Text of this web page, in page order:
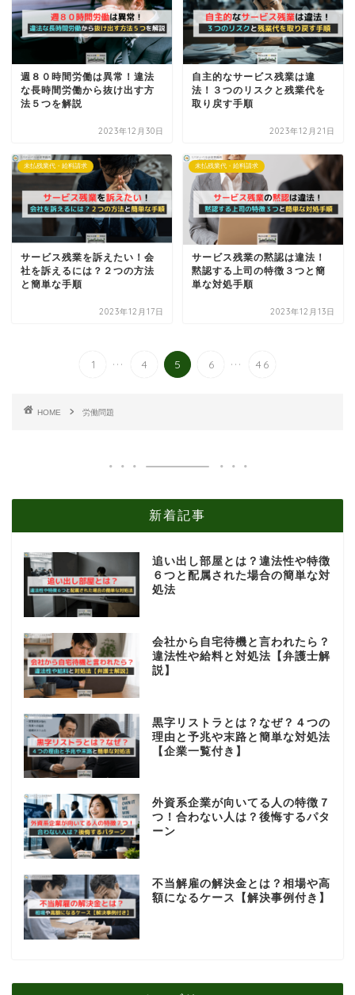
週８０時間労働は異常！違法
な長時間労働から抜け出す方
法５つを解説
2023年12月30日
自主的なサービス残業は違
法！３つのリスクと残業代を
取り戻す手順
2023年12月21日
未払残業代・給料請求
サービス残業を訴えたい！会
社を訴えるには？２つの方法
と簡単な手順
2023年12月17日
未払残業代・給料請求
サービス残業の黙認は違法！
黙認する上司の特徴３つと簡
単な対処手順
2023年12月13日
1 ... 4 5 6 ... 46
HOME 労働問題
新着記事
追い出し部屋とは？違法性や特徴
６つと配属された場合の簡単な対
処法
会社から自宅待機と言われたら？
違法性や給料と対処法【弁護士解
説】
黒字リストラとは？なぜ？４つの
理由と予兆や末路と簡単な対処法
【企業一覧付き】
外資系企業が向いてる人の特徴７
つ！合わない人は？後悔するパタ
ーン
不当解雇の解決金とは？相場や高
額になるケース【解決事例付き】